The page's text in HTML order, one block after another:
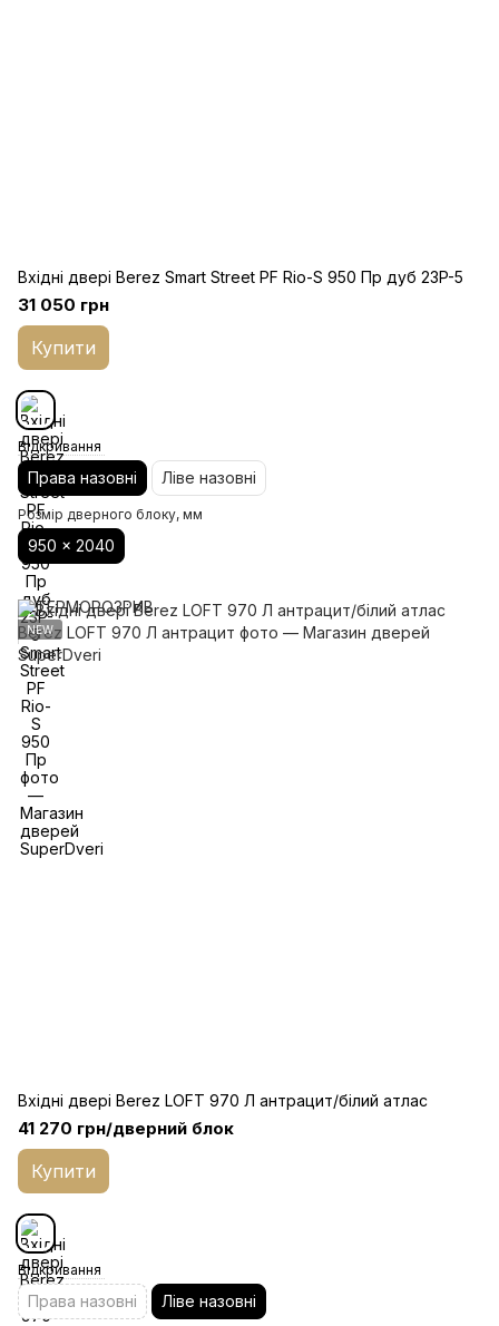
Вхідні двері Berez Smart Street PF Rio-S 950 Пр дуб 23P-5
31 050 грн
Купити
Відкривання
Права назовні Ліве назовні
Розмір дверного блоку, мм
950 x 2040
NEW
Вхідні двері Berez LOFT 970 Л антрацит/білий атлас
41 270 грн/дверний блок
Купити
Відкривання
Права назовні Ліве назовні